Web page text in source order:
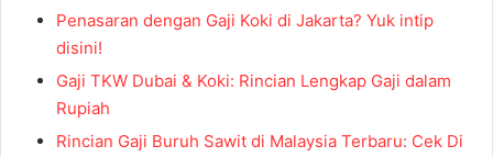
Penasaran dengan Gaji Koki di Jakarta? Yuk intip
disini!
Gaji TKW Dubai & Koki: Rincian Lengkap Gaji dalam
Rupiah
Rincian Gaji Buruh Sawit di Malaysia Terbaru: Cek Di